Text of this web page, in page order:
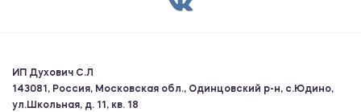
ИП Духович С.Л
143081, Россия, Московская обл., Одинцовский р-н, с.Юдино,
ул.Школьная, д. 11, кв. 18